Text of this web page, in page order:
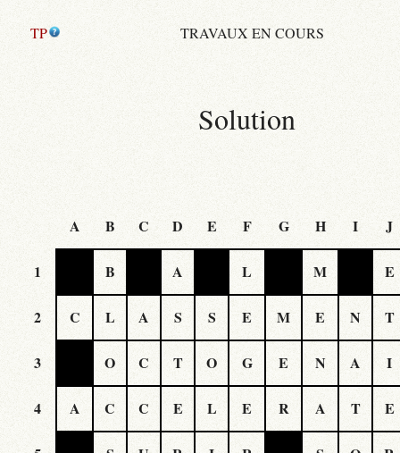
TP TRAVAUX EN COURS
Solution
A B C D E F G H I J
1 B A L M E
2 C L A S S E M E N T
3 O C T O G E N A I
4 A C C E L E R A T E